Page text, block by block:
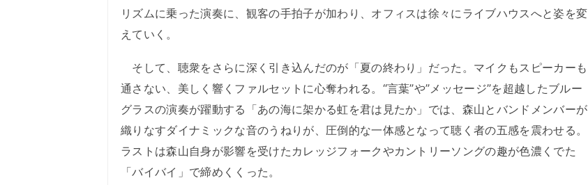
リズムに乗った演奏に、観客の手拍子が加わり、オフィスは徐々にライブハウスへと姿を変
えていく。
そして、聴衆をさらに深く引き込んだのが「夏の終わり」だった。マイクもスピーカーも
通さない、美しく響くファルセットに心奪われる。“言葉”や”メッセージ”を超越したブルー
グラスの演奏が躍動する「あの海に架かる虹を君は見たか」では、森山とバンドメンバーが
織りなすダイナミックな音のうねりが、圧倒的な一体感となって聴く者の五感を震わせる。
ラストは森山自身が影響を受けたカレッジフォークやカントリーソングの趣が色濃くでた
「バイバイ」で締めくくった。